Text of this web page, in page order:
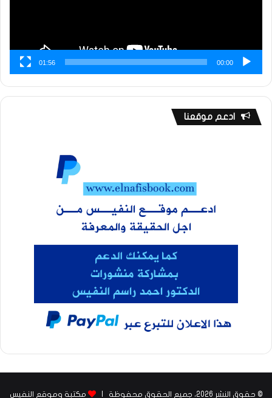
00:00
01:56
ادعم موقعنا
© حقوق النشر 2026، جميع الحقوق محفوظة | مكتبة وموقع النفيس